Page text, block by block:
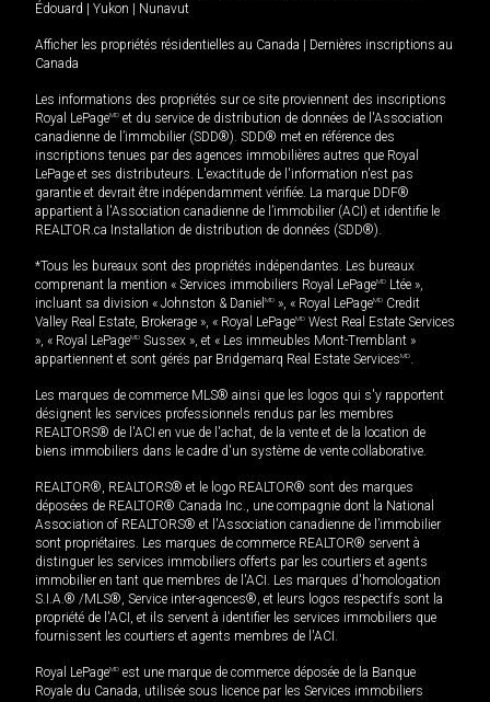
Édouard
Yukon Nunavut
Afficher les propriétés résidentielles au Canada
Dernières inscriptions au
Canada
Les informations des propriétés sur ce site proviennent des inscriptions
Royal LePageMD et du service de distribution de données de l'Association
canadienne de l’immobilier (SDD®). SDD® met en référence des
inscriptions tenues par des agences immobilières autres que Royal
LePage et ses distributeurs. L'exactitude de l'information n'est pas
garantie et devrait être indépendamment vérifiée. La marque DDF®
appartient à l'Association canadienne de l’immobilier (ACI) et identifie le
REALTOR.ca Installation de distribution de données (SDD®).
*Tous les bureaux sont des propriétés indépendantes. Les bureaux
comprenant la mention « Services immobiliers Royal LePageMD Ltée »,
incluant sa division « Johnston & Daniel MD », « Royal LePageMD Credit
Valley Real Estate, Brokerage », « Royal LePageMD West Real Estate Services
», « Royal LePageMD Sussex », et « Les immeubles Mont-Tremblant »
appartiennent et sont gérés par Bridgemarq Real Estate ServicesMD.
Les marques de commerce MLS® ainsi que les logos qui s'y rapportent
désignent les services professionnels rendus par les membres
REALTORS® de l'ACI en vue de l'achat, de la vente et de la location de
biens immobiliers dans le cadre d'un système de vente collaborative.
REALTOR®, REALTORS® et le logo REALTOR® sont des marques
déposées de REALTOR® Canada Inc., une compagnie dont la National
Association of REALTORS® et l'Association canadienne de l’immobilier
sont propriétaires. Les marques de commerce REALTOR® servent à
distinguer les services immobiliers offerts par les courtiers et agents
immobilier en tant que membres de l'ACI. Les marques d'homologation
S.I.A.® /MLS®, Service inter-agences®, et leurs logos respectifs sont la
propriété de l'ACI, et ils servent à identifier les services immobiliers que
fournissent les courtiers et agents membres de l'ACI.
Royal LePageMD est une marque de commerce déposée de la Banque
Royale du Canada, utilisée sous licence par les Services immobiliers